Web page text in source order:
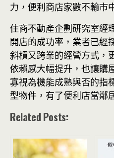
力，便利商店家數不輸市
住商不動產企劃研究室經
開店的成功率，業者已經
斜槓又跨業的經營方式，
依賴感大幅提升，也讓購
寡視為機能成熟與否的指
型物件，有了便利店當鄰
Related Posts: